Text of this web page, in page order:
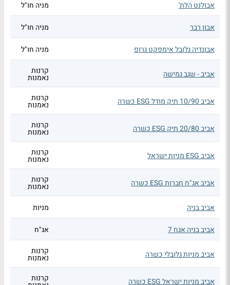
אבולנט הלת' מניה חו"ל
אבון רבר מניה חו"ל
אבונדיה גלובל אימפקט גרופ מניה חו"ל
אביב - שגב גמישה קרנות
נאמנות
אביב 10/90 תיק מודל ESG כשרה קרנות
נאמנות
אביב 20/80 תיק ESG כשרה קרנות
נאמנות
אביב ESG מניות ישראל קרנות
נאמנות
אביב אג"ח חברות ESG כשרה קרנות
נאמנות
אביב בניה
מניות
אביב בניה אגח 7 אג"ח
אביב מניות גלובלי כשרה קרנות
נאמנות
אביב מניות ישראל ESG כשרה קרנות